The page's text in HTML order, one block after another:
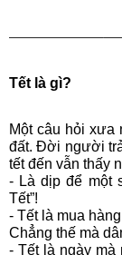
Tết là gì?
Một câu hỏi xưa
đất. Đời người
tết đến vẫn thấy
- Là dịp để một
Tết”!
- Tết là mua
Chẳng thế mà
- Tết là ngày